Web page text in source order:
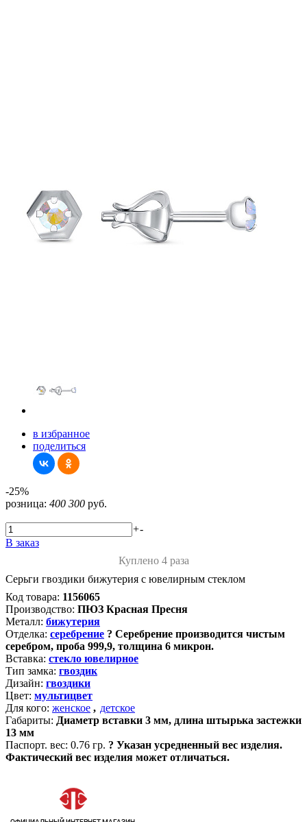
в избранное
поделиться
-25%
розница: 400 300 руб.
+-
В заказ
Куплено 4 раза
Серьги гвоздики бижутерия с ювелирным стеклом
Код товара: 1156065
Производство: ПЮЗ Красная Пресня
Металл: бижутерия
Отделка: серебрение ? Серебрение производится чистым
серебром, проба 999,9, толщина 6 микрон.
Вставка: стекло ювелирное
Тип замка: гвоздик
Дизайн: гвоздики
Цвет: мультицвет
Для кого: женское , детское
Габариты: Диаметр вставки 3 мм, длина штырька застежки
13 мм
Паспорт. вес: 0.76 гр. ? Указан усредненный вес изделия.
Фактический вес изделия может отличаться.